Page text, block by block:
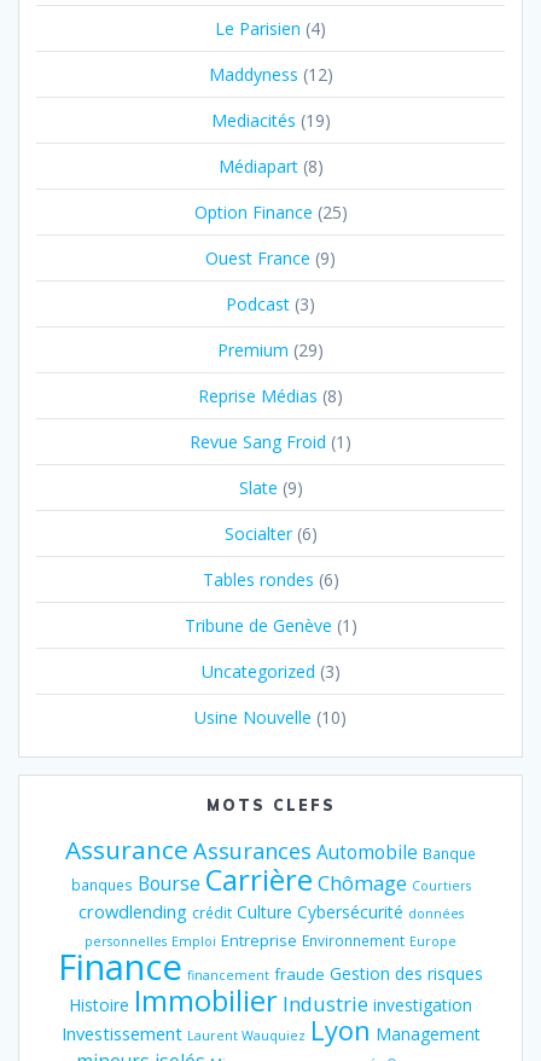
Le Parisien (4)
Maddyness (12)
Mediacités (19)
Médiapart(8)
Option Finance (25)
Ouest France (9)
Podcast (3)
Premium (29)
Reprise Médias (8)
Revue Sang Froid (1)
Slate (9)
Socialter(6)
Tables rondes (6)
Tribune de Genève (1)
Uncategorized (3)
Usine Nouvelle (10)
MOTS CLEFS
Assurance Assurances Automobile Banque
banques Bourse Carrière Chômage Courtiers
crowdlending crédit Culture Cybersécurité données
personnelles Emploi Entreprise Environnement Europe
Finance financement fraude Gestion des risques
Histoire Immobilier Industrie investigation
Investissement Laurent Wauquiez Lyon Management